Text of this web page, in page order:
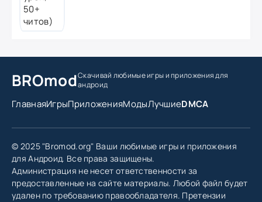
BROmodСкачивай любимые игрыи приложения для
андроид
ГлавнаяИгрыПриложенияМодыЛучшиеDMCA
© 2025 "Bromod.org" Ваши любимые игры и приложения
для Андроид. Все права защищены.
Администрация не несет ответственности за
предоставленные на сайте материалы. Любой файл будет
удален по требованию правообладателя. Претензии